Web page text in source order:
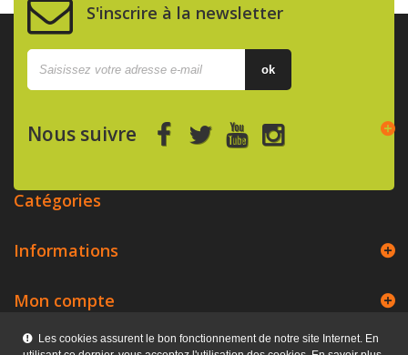
Les cookies assurent le bon fonctionnement de notre site Internet. En
S'inscrire à la newsletter
ok
Nous suivre
Catégories
Informations
Mon compte
Kerpix